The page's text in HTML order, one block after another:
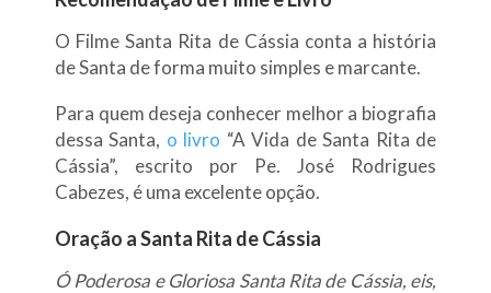
O Filme Santa Rita de Cássia conta a história
de Santa de forma muito simples e marcante.
Para quem deseja conhecer melhor a biografia
dessa Santa, o livro “A Vida de Santa Rita de
Cássia”, escrito por Pe. José Rodrigues
Cabezes, é uma excelente opção.
Oração a Santa Rita de Cássia
Ó Poderosa e Gloriosa Santa Rita de Cássia, eis,